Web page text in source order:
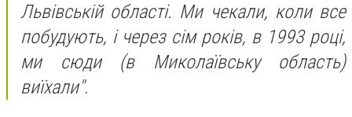
Львівській області. Ми чекали, коли все
побудують, і через сім років, в 1993 році,
ми сюди (в Миколаївську область)
виїхали".